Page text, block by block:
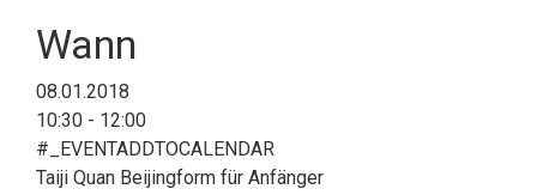
Wann
08.01.2018
10:30 - 12:00
#_EVENTADDTOCALENDAR
Taiji Quan Beijingform für Anfänger